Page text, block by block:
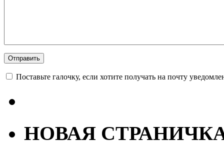
Поставьте галочку, если хотите получать на почту
НОВАЯ